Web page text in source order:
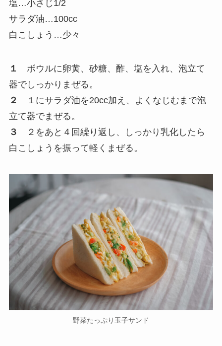
塩…小さじ1/2
サラダ油…100cc
白こしょう…少々
１
ボウルに卵黄、砂糖、酢、塩を入れ、泡立て
器でしっかりまぜる。
２
１にサラダ油を20cc加え、よくなじむまで泡
立て器でまぜる。
３
２をあと４回繰り返し、しっかり乳化したら
白こしょうを振って軽くまぜる。
野菜たっぷり玉子サンド